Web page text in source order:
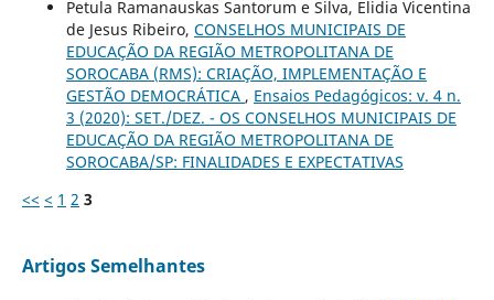
Petula Ramanauskas Santorum e Silva, Elidia Vicentina
de Jesus Ribeiro, CONSELHOS MUNICIPAIS DE
EDUCAÇÃO DA REGIÃO METROPOLITANA DE
SOROCABA (RMS): CRIAÇÃO, IMPLEMENTAÇÃO E
GESTÃO DEMOCRÁTICA , Ensaios Pedagógicos: v. 4 n.
3 (2020): SET./DEZ. - OS CONSELHOS MUNICIPAIS DE
EDUCAÇÃO DA REGIÃO METROPOLITANA DE
SOROCABA/SP: FINALIDADES E EXPECTATIVAS
<< < 1 2 3
Artigos Semelhantes